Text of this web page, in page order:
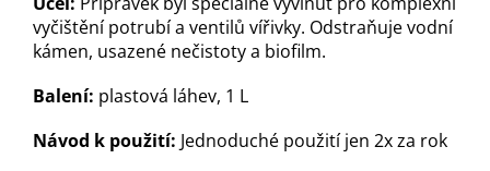
vyčištění potrubí a ventilů vířivky. Odstraňuje vodní
kámen, usazené nečistoty a biofilm.
Balení: plastová láhev, 1 L
Návod k použití: Jednoduché použití jen 2x za rok